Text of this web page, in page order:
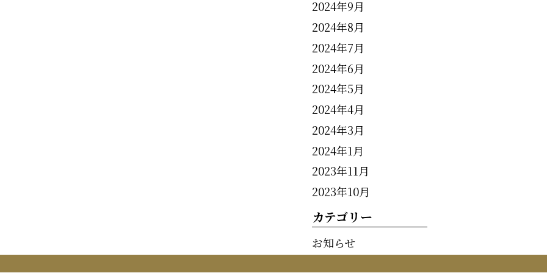
2024年9月
2024年8月
2024年7月
2024年6月
2024年5月
2024年4月
2024年3月
2024年1月
2023年11月
2023年10月
カテゴリー
お知らせ